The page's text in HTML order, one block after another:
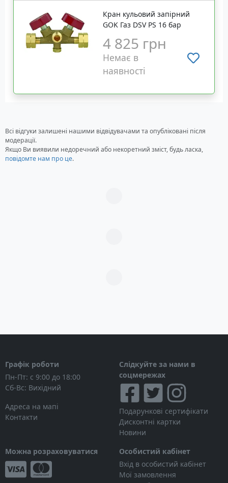
Кран кульовий запірний
GOK Газ DSV PS 16 бар
4 825 грн
Немає в
наявності
Всі відгуки залишені нашими відвідувачами та опубліковані після
модерації.
Якщо Ви виявили недоречний або некоретний зміст, будь ласка,
повідомте нам про це.
Графік роботи
Пн-Пт: с 9:00 до 18:00
Сб-Вс: Вихідний
Адреса на мапі
Контакти
Слідкуйте за нами в
соцмережах
Подарункові сертифікати
Дисконтні картки
Новини
Можна розраховуватися
Особистий кабінет
Вхід в особистий кабінет
Мої замовлення